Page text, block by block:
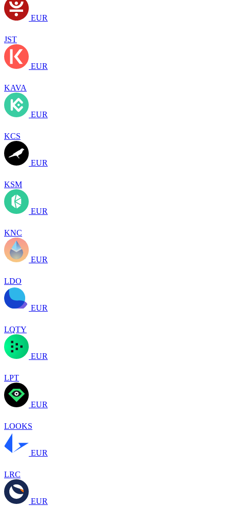
EUR
JST
EUR
KAVA
EUR
KCS
EUR
KSM
EUR
KNC
EUR
LDO
EUR
LQTY
EUR
LPT
EUR
LOOKS
EUR
LRC
EUR